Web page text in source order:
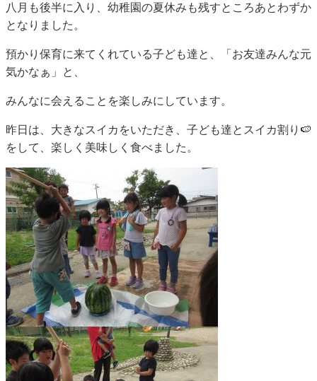
八月も後半に入り、幼稚園の夏休みも残すところあとわずか
となりました。
預かり保育に来てくれている子ども達と、「お友達みんな元
気かなぁ」と、
みんなに会えることを楽しみにしています。
昨日は、大きなスイカをいただき、子ども達とスイカ割り🍉
をして、楽しく美味しく食べました。